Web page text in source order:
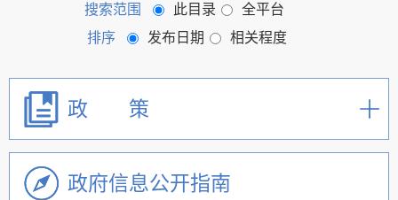
搜索范围
此目录
全平台
排序
发布日期 相关程度
政 策
政府信息公开指南